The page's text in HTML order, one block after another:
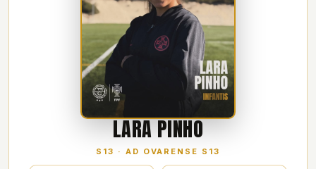
LARA PINHO
S13 · AD OVARENSE S13